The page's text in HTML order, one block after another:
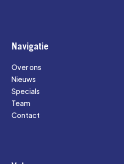
Navigatie
Over ons
Nieuws
Specials
Team
Contact